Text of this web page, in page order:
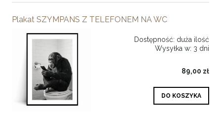
Plakat SZYMPANS Z TELEFONEM NA WC
Dostępność: duża ilość
Wysyłka w: 3 dni
89,00 zł
DO KOSZYKA